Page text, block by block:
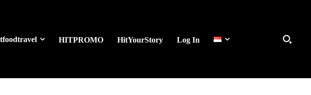
HITPROMO HitYourStory Log In